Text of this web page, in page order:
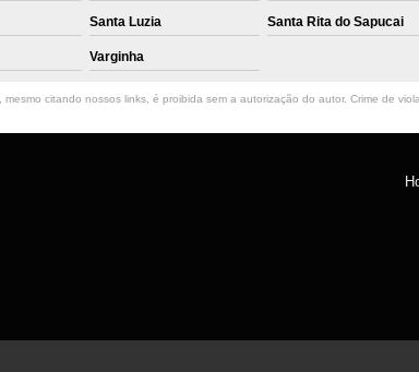
Santa Luzia Santa Rita do Sapucai
Varginha
citando nossos links, é proibida sem a autorização do autor. Crime de